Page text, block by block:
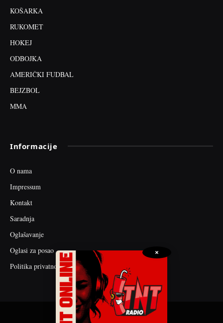
KOŠARKA
RUKOMET
HOKEJ
ODBOJKA
AMERIČKI FUDBAL
BEJZBOL
MMA
Informacije
O nama
Impressum
Kontakt
Saradnja
Oglašavanje
Oglasi za posao
Politika privatnosti
×